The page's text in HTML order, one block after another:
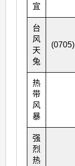
宜
台
风
天
兔
(0705)
热
带
风
暴
强
烈
热